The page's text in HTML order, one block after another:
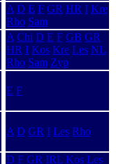
A D E F GR HR I Kre
Rho Sam
A Chi D E F GB GR
HR I Kos Kre Les NL
Rho Sam Zyp
E F
A D GR I Les Rho
D F GR IRL Kos Les